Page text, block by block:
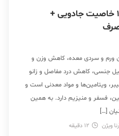
خواص زنیان و گردو: 15 خاصیت جادویی +
ورم و سردی معده، کاهش وزن و
جنسی، کاهش درد مفاصل و زانو
ویتامین‌ها و مواد معدنی است و
زیادی امگا ۳، پروتئین، فسفر و منیزیم دارد. به همین
[…]
ویژن 12 دقیقه